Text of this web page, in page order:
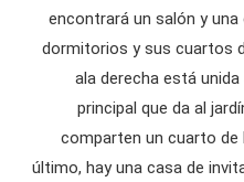
encontrará un salón y
dormitorios y sus cuartos
ala derecha está
principal que da al
comparten un cuarto de
último, hay una casa de